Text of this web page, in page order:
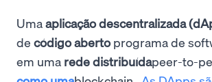
Umaaplicação descentralizada
de código abertoprograma de
em uma rede distribuídapeer-to-